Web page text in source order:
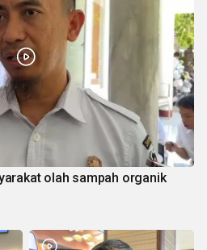
olah sampah organik